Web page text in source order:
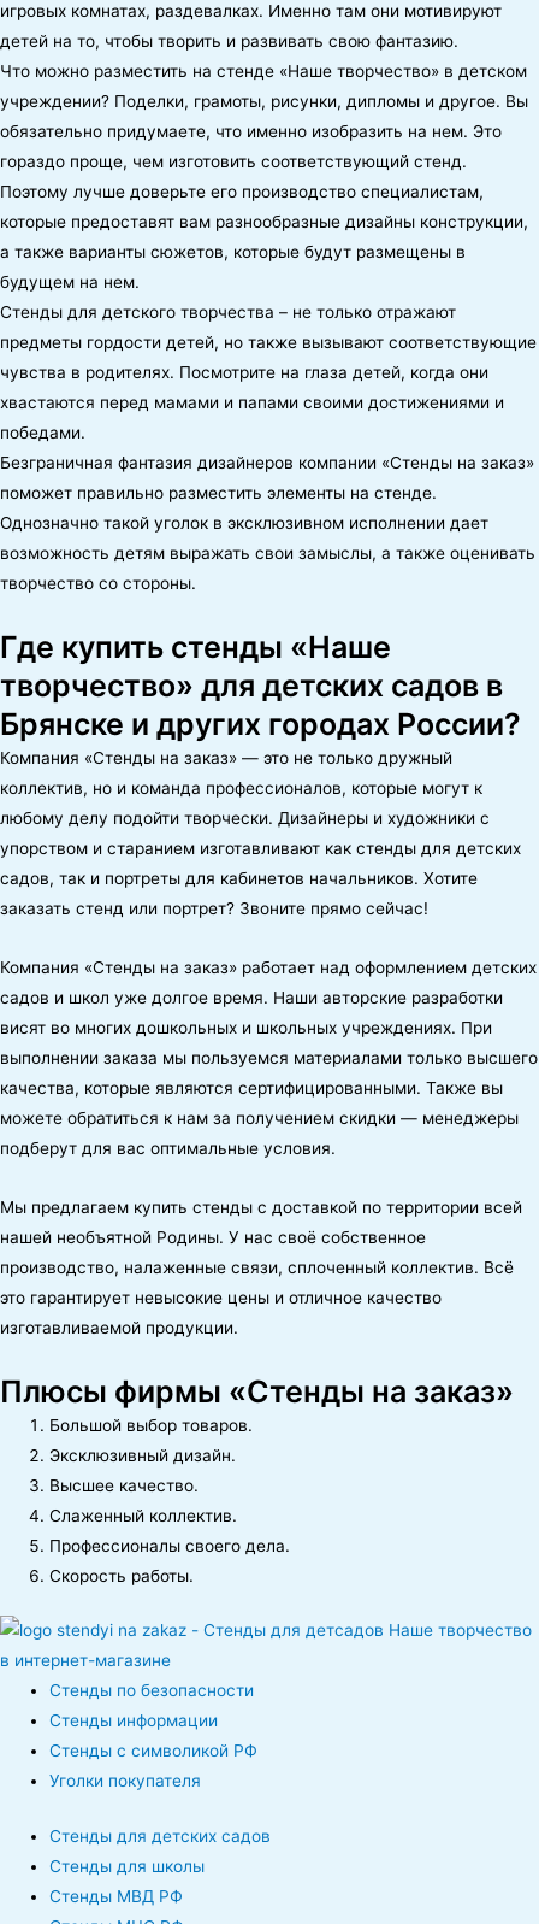
игровых комнатах, раздевалках. Именно там они мотивируют
детей на то, чтобы творить и развивать свою фантазию.
Что можно разместить на стенде «Наше творчество» в детском
учреждении? Поделки, грамоты, рисунки, дипломы и другое. Вы
обязательно придумаете, что именно изобразить на нем. Это
гораздо проще, чем изготовить соответствующий стенд.
Поэтому лучше доверьте его производство специалистам,
которые предоставят вам разнообразные дизайны конструкции,
а также варианты сюжетов, которые будут размещены в
будущем на нем.
Стенды для детского творчества – не только отражают
предметы гордости детей, но также вызывают соответствующие
чувства в родителях. Посмотрите на глаза детей, когда они
хвастаются перед мамами и папами своими достижениями и
победами.
Безграничная фантазия дизайнеров компании «Стенды на заказ»
поможет правильно разместить элементы на стенде.
Однозначно такой уголок в эксклюзивном исполнении дает
возможность детям выражать свои замыслы, а также оценивать
творчество со стороны.
Где купить стенды «Наше
творчество» для детских садов в
Брянске и других городах России?
Компания «Стенды на заказ» — это не только дружный
коллектив, но и команда профессионалов, которые могут к
любому делу подойти творчески. Дизайнеры и художники с
упорством и старанием изготавливают как стенды для детских
садов, так и портреты для кабинетов начальников. Хотите
заказать стенд или портрет? Звоните прямо сейчас!
Компания «Стенды на заказ» работает над оформлением детских
садов и школ уже долгое время. Наши авторские разработки
висят во многих дошкольных и школьных учреждениях. При
выполнении заказа мы пользуемся материалами только высшего
качества, которые являются сертифицированными. Также вы
можете обратиться к нам за получением скидки — менеджеры
подберут для вас оптимальные условия.
Мы предлагаем купить стенды с доставкой по территории всей
нашей необъятной Родины. У нас своё собственное
производство, налаженные связи, сплоченный коллектив. Всё
это гарантирует невысокие цены и отличное качество
изготавливаемой продукции.
Плюсы фирмы «Стенды на заказ»
Большой выбор товаров.
Эксклюзивный дизайн.
Высшее качество.
Слаженный коллектив.
Профессионалы своего дела.
Скорость работы.
Стенды по безопасности
Стенды информации
Стенды с символикой РФ
Уголки покупателя
Стенды для детских садов
Стенды для школы
Стенды МВД РФ